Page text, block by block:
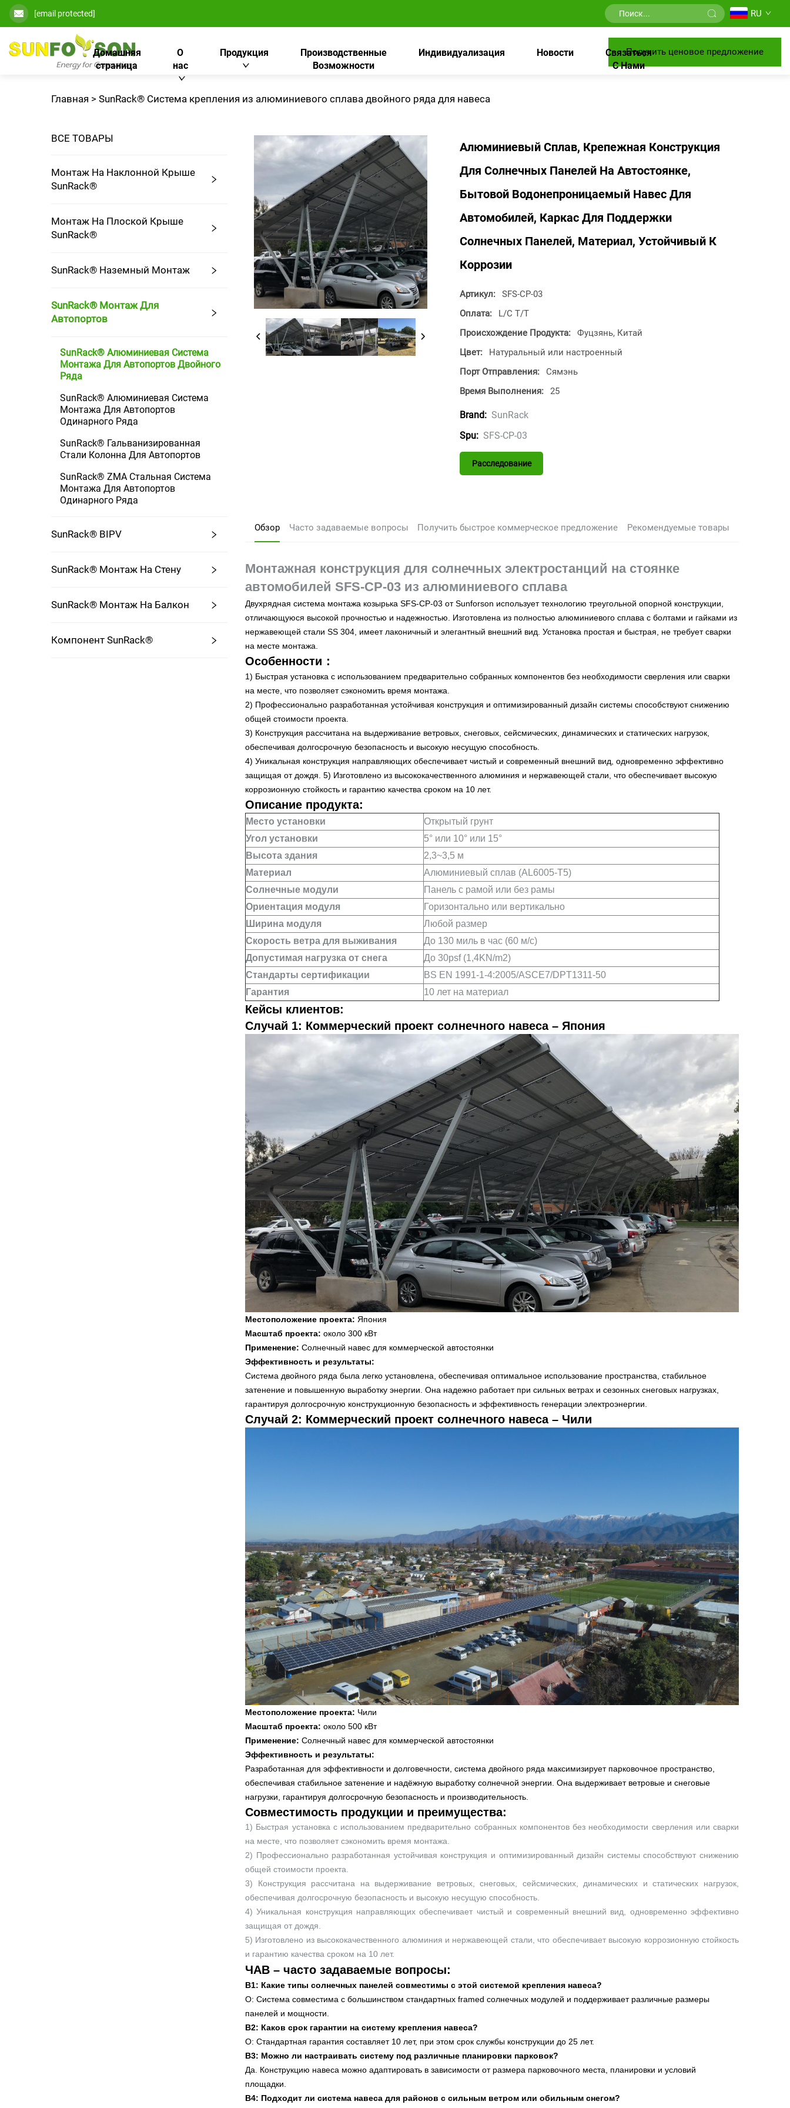
[email protected] RU
Домашняя
страница
О
нас
Продукция
Производственные
Возможности
Индивидуализация Новости
Связаться
С Нами
Получить ценовое предложение
Главная > SunRack® Система крепления из алюминиевого сплава двойного ряда для навеса
ВСЕ ТОВАРЫ
Монтаж На Наклонной Крыше
SunRack®
Монтаж На Плоской Крыше
SunRack®
SunRack® Наземный Монтаж
SunRack® Монтаж Для
Автопортов
SunRack® Алюминиевая Система
Монтажа Для Автопортов Двойного
Ряда
SunRack® Алюминиевая Система
Монтажа Для Автопортов
Одинарного Ряда
SunRack® Гальванизированная
Стали Колонна Для Автопортов
SunRack® ZMA Стальная Система
Монтажа Для Автопортов
Одинарного Ряда
SunRack® BIPV
SunRack® Монтаж На Стену
SunRack® Монтаж На Балкон
Компонент SunRack®
Алюминиевый Сплав, Крепежная Конструкция
Для Солнечных Панелей На Автостоянке,
Бытовой Водонепроницаемый Навес Для
Автомобилей, Каркас Для Поддержки
Солнечных Панелей, Материал, Устойчивый К
Коррозии
Артикул:
SFS-CP-03
Оплата:
L/C T/T
Происхождение Продукта:
Фуцзянь, Китай
Цвет:
Натуральный или настроенный
Порт Отправления:
Сямэнь
Время Выполнения:
25
Brand: SunRack
Spu: SFS-CP-03
Расследование
Обзор Часто задаваемые вопросы Получить быстрое коммерческое предложение Рекомендуемые товары
Монтажная конструкция для солнечных электростанций на стоянке
автомобилей SFS-CP-03 из алюминиевого сплава
Двухрядная система монтажа козырька SFS-CP-03 от Sunforson использует технологию треугольной опорной конструкции,
отличающуюся высокой прочностью и надежностью. Изготовлена из полностью алюминиевого сплава с болтами и гайками из
нержавеющей стали SS 304, имеет лаконичный и элегантный внешний вид. Установка простая и быстрая, не требует сварки
на месте монтажа.
Особенности：
1) Быстрая установка с использованием предварительно собранных компонентов без необходимости сверления или сварки
на месте, что позволяет сэкономить время монтажа.
2) Профессионально разработанная устойчивая конструкция и оптимизированный дизайн системы способствуют снижению
общей стоимости проекта.
3) Конструкция рассчитана на выдерживание ветровых, снеговых, сейсмических, динамических и статических нагрузок,
обеспечивая долгосрочную безопасность и высокую несущую способность.
4) Уникальная конструкция направляющих обеспечивает чистый и современный внешний вид, одновременно эффективно
защищая от дождя. 5) Изготовлено из высококачественного алюминия и нержавеющей стали, что обеспечивает высокую
коррозионную стойкость и гарантию качества сроком на 10 лет.
Описание продукта:
Место установки
Открытый грунт
Угол установки
5° или 10° или 15°
Высота здания
2,3~3,5 м
Материал
Алюминиевый сплав (AL6005-T5)
Солнечные модули
Панель с рамой или без рамы
Ориентация модуля
Горизонтально или вертикально
Ширина модуля
Любой размер
Скорость ветра для выживания
До 130 миль в час (60 м/с)
Допустимая нагрузка от снега
До 30psf (1,4KN/m2)
Стандарты сертификации
BS EN 1991-1-4:2005/ASCE7/DPT1311-50
Гарантия
10 лет на материал
Кейсы клиентов:
Случай 1: Коммерческий проект солнечного навеса – Япония
Местоположение проекта: Япония
Масштаб проекта: около 300 кВт
Применение: Солнечный навес для коммерческой автостоянки
Эффективность и результаты:
Система двойного ряда была легко установлена, обеспечивая оптимальное использование пространства, стабильное
затенение и повышенную выработку энергии. Она надежно работает при сильных ветрах и сезонных снеговых нагрузках,
гарантируя долгосрочную конструкционную безопасность и эффективность генерации электроэнергии.
Случай 2: Коммерческий проект солнечного навеса – Чили
Местоположение проекта: Чили
Масштаб проекта: около 500 кВт
Применение: Солнечный навес для коммерческой автостоянки
Эффективность и результаты:
Разработанная для эффективности и долговечности, система двойного ряда максимизирует парковочное пространство,
обеспечивая стабильное затенение и надёжную выработку солнечной энергии. Она выдерживает ветровые и снеговые
нагрузки, гарантируя долгосрочную безопасность и производительность.
Совместимость продукции и преимущества:
1) Быстрая установка с использованием предварительно собранных компонентов без необходимости сверления или сварки
на месте, что позволяет сэкономить время монтажа.
2) Профессионально разработанная устойчивая конструкция и оптимизированный дизайн системы способствуют снижению
общей стоимости проекта.
3) Конструкция рассчитана на выдерживание ветровых, снеговых, сейсмических, динамических и статических нагрузок,
обеспечивая долгосрочную безопасность и высокую несущую способность.
4) Уникальная конструкция направляющих обеспечивает чистый и современный внешний вид, одновременно эффективно
защищая от дождя.
5) Изготовлено из высококачественного алюминия и нержавеющей стали, что обеспечивает высокую коррозионную стойкость
и гарантию качества сроком на 10 лет.
ЧАВ – часто задаваемые вопросы:
В1: Какие типы солнечных панелей совместимы с этой системой крепления навеса?
О: Система совместима с большинством стандартных framed солнечных модулей и поддерживает различные размеры
панелей и мощности.
В2: Каков срок гарантии на систему крепления навеса?
О: Стандартная гарантия составляет 10 лет, при этом срок службы конструкции до 25 лет.
В3: Можно ли настраивать систему под различные планировки парковок?
Да. Конструкцию навеса можно адаптировать в зависимости от размера парковочного места, планировки и условий
площадки.
В4: Подходит ли система навеса для районов с сильным ветром или обильным снегом?